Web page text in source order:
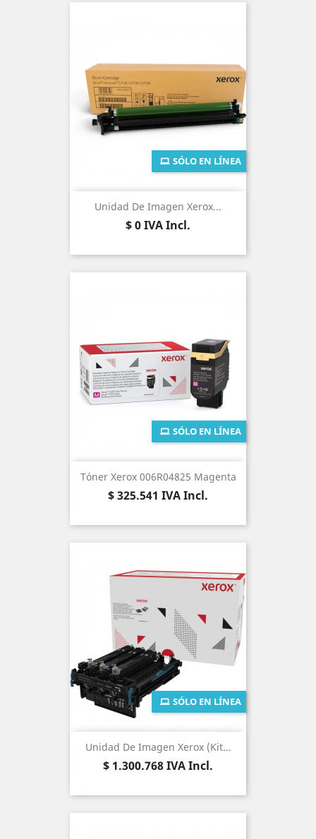
Unidad De Imagen Xerox...
Precio
$ 0IVA Incl.
SÓLO EN LÍNEA
Tóner Xerox 006R04825 Magenta
Precio
$ 325.541 IVA Incl.
SÓLO EN LÍNEA
Unidad De Imagen Xerox (Kit...
Precio
$ 1.300.768IVA Incl.
SÓLO EN LÍNEA